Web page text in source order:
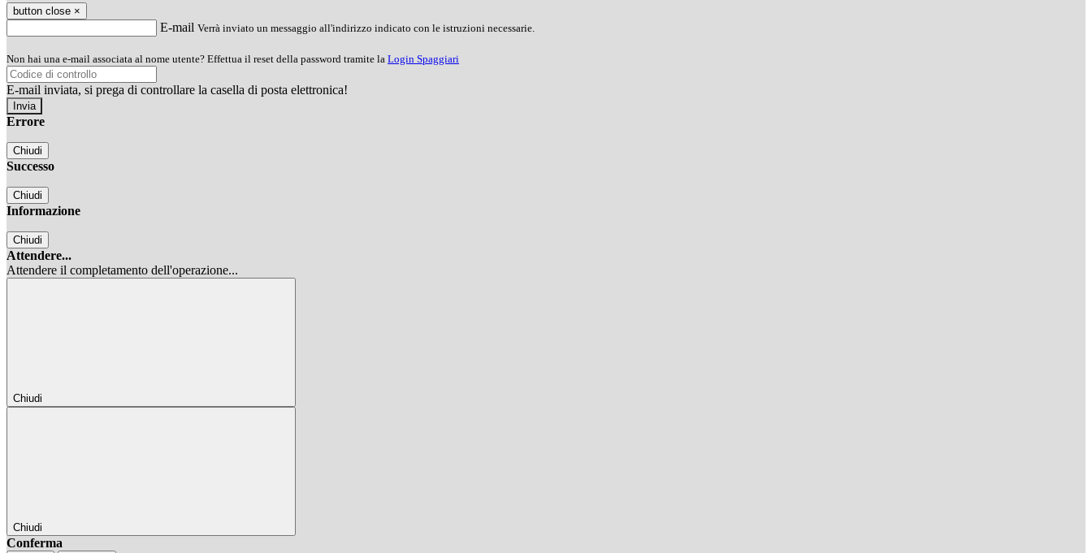
button close ×
E-mail Verrà inviato un messaggio all'indirizzo indicato con le istruzioni necessarie.
Non hai una e-mail associata al nome utente? Effettua il reset della password tramite la Login Spaggiari
E-mail inviata, si prega di controllare la casella di posta elettronica!
Errore
Chiudi
Successo
Chiudi
Informazione
Chiudi
Attendere...
Attendere il completamento dell'operazione...
Chiudi
Chiudi
Conferma